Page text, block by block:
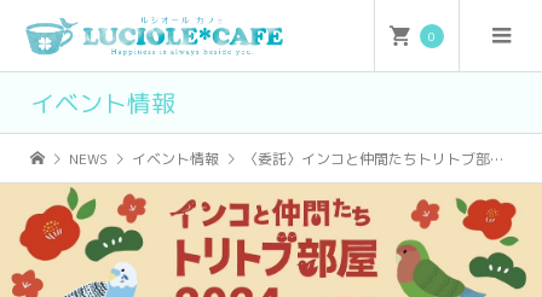
0
イベント情報
NEWS イベント情報 〈委託〉インコと仲間たちトリトブ部屋2024in池袋駅